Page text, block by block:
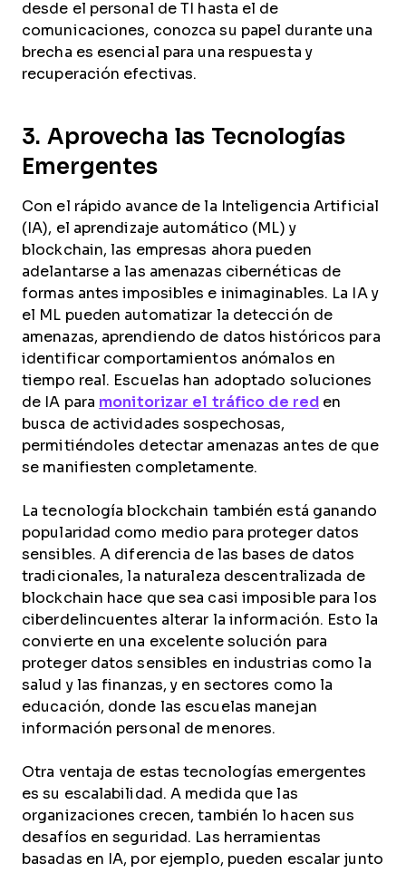
desde el personal de TI hasta el de
comunicaciones, conozca su papel durante una
brecha es esencial para una respuesta y
recuperación efectivas.
3. Aprovecha las Tecnologías
Emergentes
Con el rápido avance de la Inteligencia Artificial
(IA), el aprendizaje automático (ML) y
blockchain, las empresas ahora pueden
adelantarse a las amenazas cibernéticas de
formas antes imposibles e inimaginables. La IA y
el ML pueden automatizar la detección de
amenazas, aprendiendo de datos históricos para
identificar comportamientos anómalos en
tiempo real. Escuelas han adoptado soluciones
de IA para monitorizar el tráfico de red en
busca de actividades sospechosas,
permitiéndoles detectar amenazas antes de que
se manifiesten completamente.
La tecnología blockchain también está ganando
popularidad como medio para proteger datos
sensibles. A diferencia de las bases de datos
tradicionales, la naturaleza descentralizada de
blockchain hace que sea casi imposible para los
ciberdelincuentes alterar la información. Esto la
convierte en una excelente solución para
proteger datos sensibles en industrias como la
salud y las finanzas, y en sectores como la
educación, donde las escuelas manejan
información personal de menores.
Otra ventaja de estas tecnologías emergentes
es su escalabilidad. A medida que las
organizaciones crecen, también lo hacen sus
desafíos en seguridad. Las herramientas
basadas en IA, por ejemplo, pueden escalar junto